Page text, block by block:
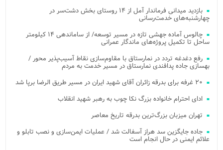
بازدید میدانی فرماندار آمل از ۱۴ روستای بخش دشت‌سر در
چهارشنبه‌های خدمت‌رسانی
چالوس آماده جهشی تازه در مسیر توسعه/ از ساماندهی ۱۴ کیلومتر
ساحل تا تکمیل پروژه‌های ماندگار عمرانی
رفع دغدغه تردد در نمارستاق با مقاوم‌سازی نقاط آسیب‌پذیر محور /
بهسازی جاده پدافندی نمارستاق در مسیر خدمت به مردم
۲۰ غرفه برای بدرقه زائران آقای شهید ایران در مسیر طریق الرضا برپا شد
ادای احترام خانواده بزرگ نکا چوب به رهبر شهید انقلاب
تهران میزبان بزرگ‌ترین بدرقه تاریخ معاصر
جاده جایگزین سد هراز آسفالت شد / عملیات ایمن‌سازی و نصب تابلو و
علائم ایمنی در حال انجام است